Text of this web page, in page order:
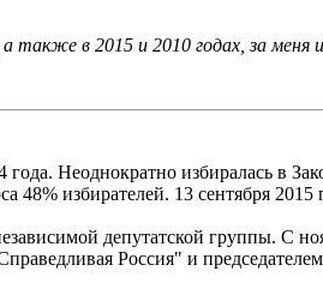
также в 2015 и 2010 годах, за
года. Неоднократно избиралась в
избирателей. 13 сентября
депутатской группы. С
Россия" и